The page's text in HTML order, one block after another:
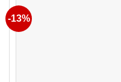
-13%